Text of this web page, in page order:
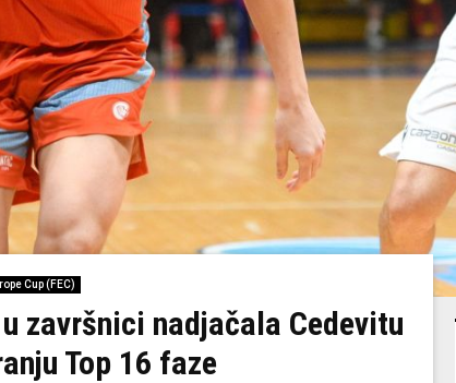
Cup (FEC)
završnici nadjačala Cedevitu
Top 16 faze